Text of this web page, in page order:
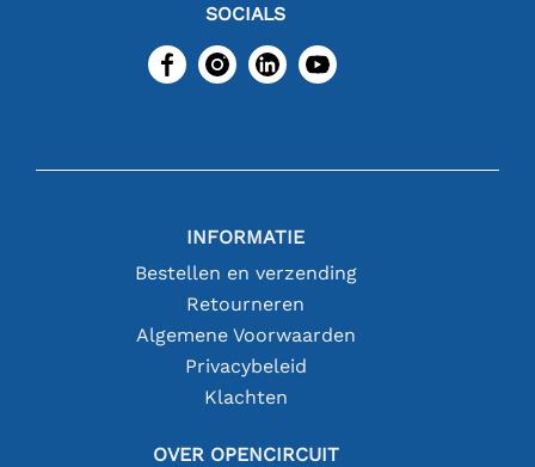
SOCIALS
INFORMATIE
Bestellen en verzending
Retourneren
Algemene Voorwaarden
Privacybeleid
Klachten
OVER OPENCIRCUIT